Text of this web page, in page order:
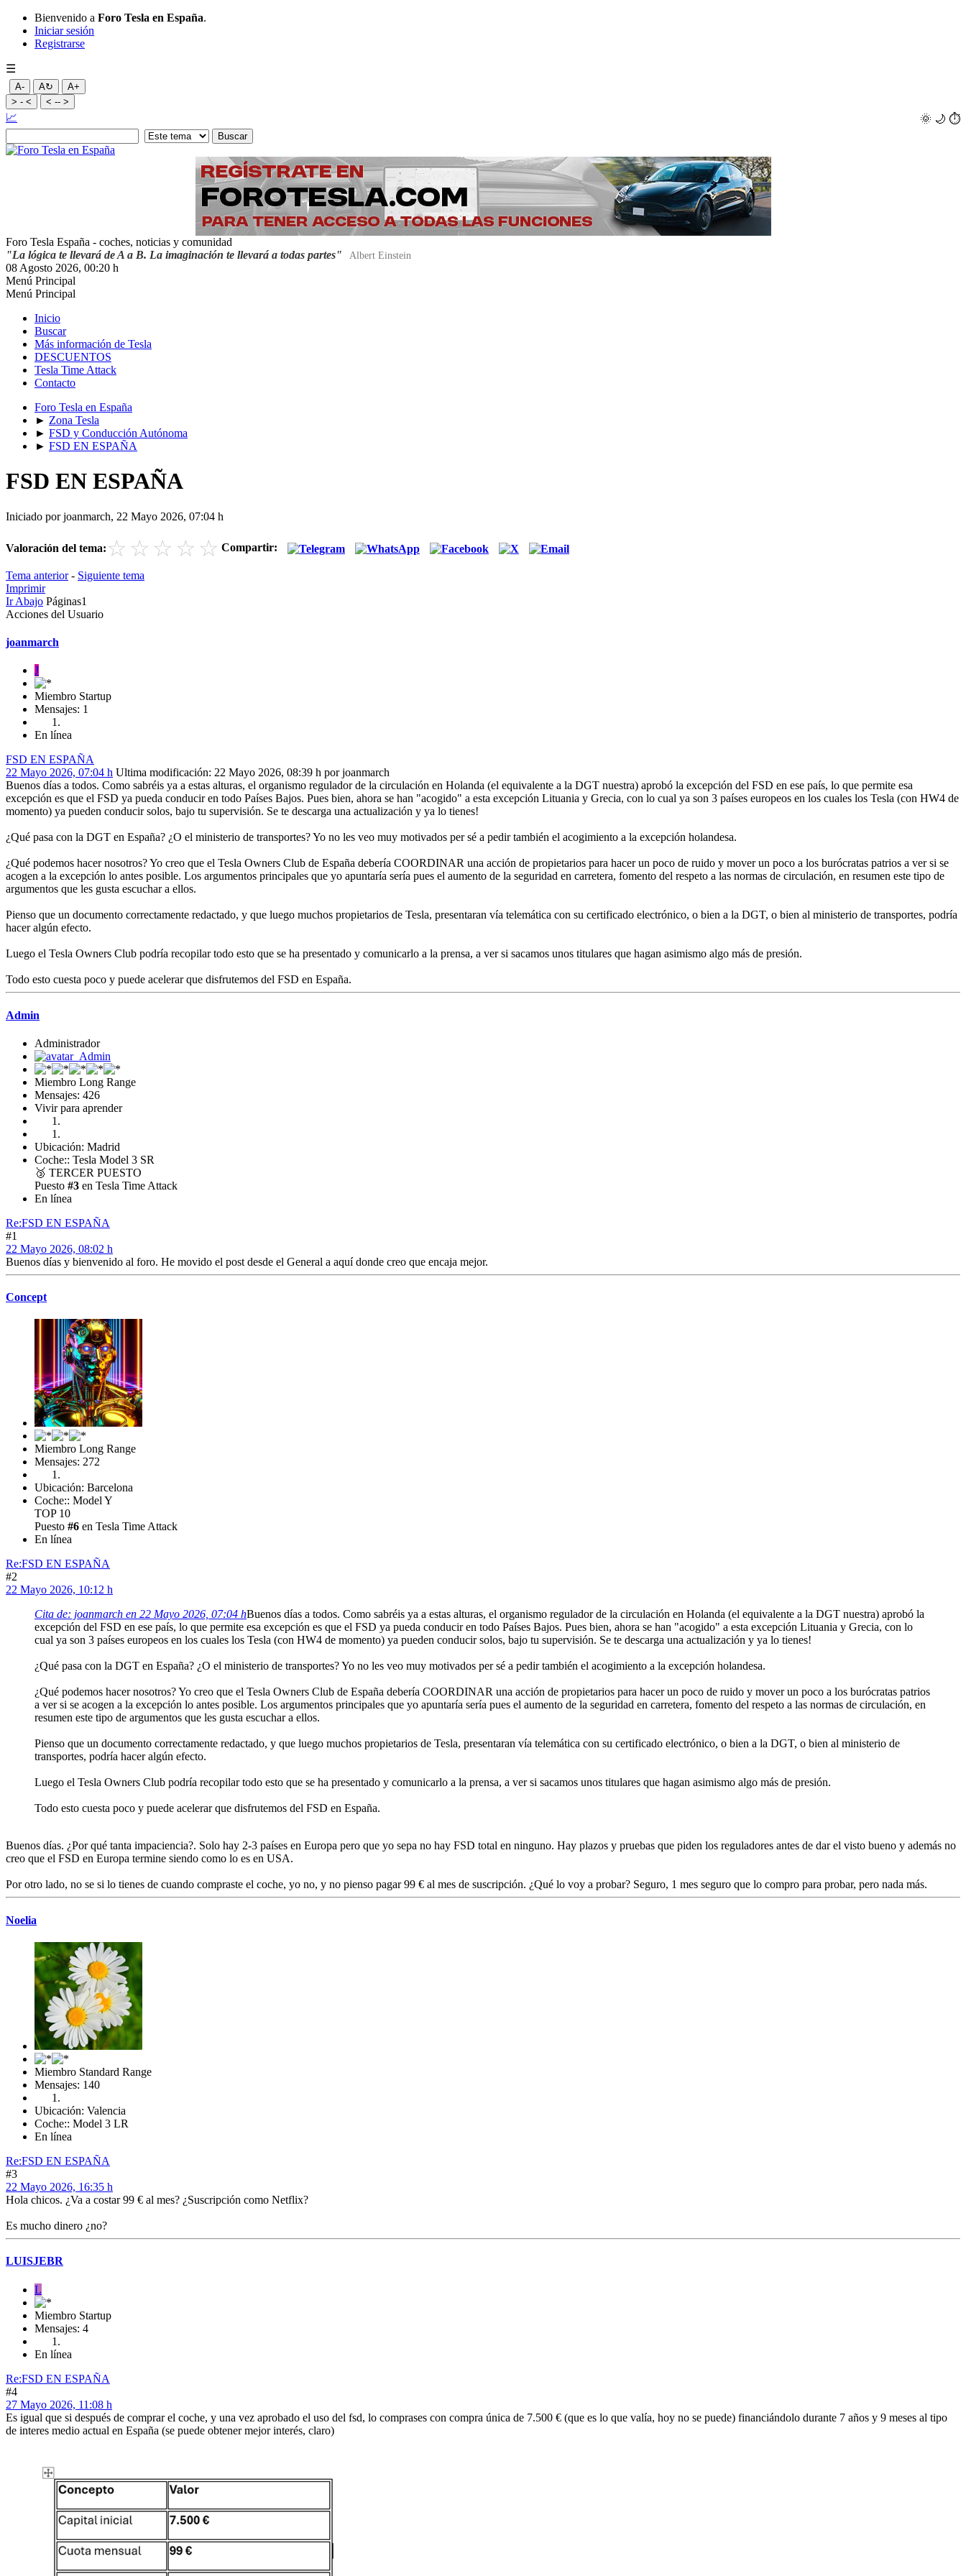
Bienvenido a Foro Tesla en España.
Iniciar sesión
Registrarse
☰
A- A↻
A+
> - <
< -- >
🌞 🌙 ⏱️
📈
Foro Tesla España - coches, noticias y comunidad
"La lógica te llevará de A a B. La imaginación te llevará a todas partes"
Albert Einstein
08 Agosto 2026, 00:20 h
Menú Principal
Menú Principal
Inicio
Buscar
Más información de Tesla
DESCUENTOS
Tesla Time Attack
Contacto
Foro Tesla en España
► Zona Tesla
► FSD y Conducción Autónoma
► FSD EN ESPAÑA
FSD EN ESPAÑA
Iniciado por joanmarch, 22 Mayo 2026, 07:04 h
Valoración del tema: ☆ ☆ ☆ ☆ ☆ Compartir:
Tema anterior- Siguiente tema
Imprimir
Ir Abajo Páginas1
Acciones del Usuario
joanmarch
J
Miembro Startup
Mensajes: 1
En línea
FSD EN ESPAÑA
22 Mayo 2026, 07:04 h Ultima modificación: 22 Mayo 2026, 08:39 h por joanmarch
Buenos días a todos. Como sabréis ya a estas alturas, el organismo regulador de la circulación en Holanda (el equivalente a la DGT nuestra) aprobó la excepción del FSD en ese país, lo que permite esa
excepción es que el FSD ya pueda conducir en todo Países Bajos. Pues bien, ahora se han "acogido" a esta excepción Lituania y Grecia, con lo cual ya son 3 países europeos en los cuales los Tesla (con HW4 de
momento) ya pueden conducir solos, bajo tu supervisión. Se te descarga una actualización y ya lo tienes!
¿Qué pasa con la DGT en España? ¿O el ministerio de transportes? Yo no les veo muy motivados per sé a pedir también el acogimiento a la excepción holandesa.
¿Qué podemos hacer nosotros? Yo creo que el Tesla Owners Club de España debería COORDINAR una acción de propietarios para hacer un poco de ruido y mover un poco a los burócratas patrios a ver si se
acogen a la excepción lo antes posible. Los argumentos principales que yo apuntaría sería pues el aumento de la seguridad en carretera, fomento del respeto a las normas de circulación, en resumen este tipo de
argumentos que les gusta escuchar a ellos.
Pienso que un documento correctamente redactado, y que luego muchos propietarios de Tesla, presentaran vía telemática con su certificado electrónico, o bien a la DGT, o bien al ministerio de transportes, podría
hacer algún efecto.
Luego el Tesla Owners Club podría recopilar todo esto que se ha presentado y comunicarlo a la prensa, a ver si sacamos unos titulares que hagan asimismo algo más de presión.
Todo esto cuesta poco y puede acelerar que disfrutemos del FSD en España.
Admin
Administrador
Miembro Long Range
Mensajes: 426
Vivir para aprender
Ubicación: Madrid
Coche:: Tesla Model 3 SR
🥉 TERCER PUESTO
Puesto #3 en Tesla Time Attack
En línea
Re:FSD EN ESPAÑA
#1
22 Mayo 2026, 08:02 h
Buenos días y bienvenido al foro. He movido el post desde el General a aquí donde creo que encaja mejor.
Concept
Miembro Long Range
Mensajes: 272
Ubicación: Barcelona
Coche:: Model Y
TOP 10
Puesto #6 en Tesla Time Attack
En línea
Re:FSD EN ESPAÑA
#2
22 Mayo 2026, 10:12 h
Cita de: joanmarch en 22 Mayo 2026, 07:04 hBuenos días a todos. Como sabréis ya a estas alturas, el organismo regulador de la circulación en Holanda (el equivalente a la DGT nuestra) aprobó la
excepción del FSD en ese país, lo que permite esa excepción es que el FSD ya pueda conducir en todo Países Bajos. Pues bien, ahora se han "acogido" a esta excepción Lituania y Grecia, con lo
cual ya son 3 países europeos en los cuales los Tesla (con HW4 de momento) ya pueden conducir solos, bajo tu supervisión. Se te descarga una actualización y ya lo tienes!
¿Qué pasa con la DGT en España? ¿O el ministerio de transportes? Yo no les veo muy motivados per sé a pedir también el acogimiento a la excepción holandesa.
¿Qué podemos hacer nosotros? Yo creo que el Tesla Owners Club de España debería COORDINAR una acción de propietarios para hacer un poco de ruido y mover un poco a los burócratas patrios
a ver si se acogen a la excepción lo antes posible. Los argumentos principales que yo apuntaría sería pues el aumento de la seguridad en carretera, fomento del respeto a las normas de circulación, en
resumen este tipo de argumentos que les gusta escuchar a ellos.
Pienso que un documento correctamente redactado, y que luego muchos propietarios de Tesla, presentaran vía telemática con su certificado electrónico, o bien a la DGT, o bien al ministerio de
transportes, podría hacer algún efecto.
Luego el Tesla Owners Club podría recopilar todo esto que se ha presentado y comunicarlo a la prensa, a ver si sacamos unos titulares que hagan asimismo algo más de presión.
Todo esto cuesta poco y puede acelerar que disfrutemos del FSD en España.
Buenos días. ¿Por qué tanta impaciencia?. Solo hay 2-3 países en Europa pero que yo sepa no hay FSD total en ninguno. Hay plazos y pruebas que piden los reguladores antes de dar el visto bueno y además no
creo que el FSD en Europa termine siendo como lo es en USA.
Por otro lado, no se si lo tienes de cuando compraste el coche, yo no, y no pienso pagar 99 € al mes de suscripción. ¿Qué lo voy a probar? Seguro, 1 mes seguro que lo compro para probar, pero nada más.
Noelia
Miembro Standard Range
Mensajes: 140
Ubicación: Valencia
Coche:: Model 3 LR
En línea
Re:FSD EN ESPAÑA
#3
22 Mayo 2026, 16:35 h
Hola chicos. ¿Va a costar 99 € al mes? ¿Suscripción como Netflix?
Es mucho dinero ¿no?
LUISJEBR
L
Miembro Startup
Mensajes: 4
En línea
Re:FSD EN ESPAÑA
#4
27 Mayo 2026, 11:08 h
Es igual que si después de comprar el coche, y una vez aprobado el uso del fsd, lo comprases con compra única de 7.500 € (que es lo que valía, hoy no se puede) financiándolo durante 7 años y 9 meses al tipo
de interes medio actual en España (se puede obtener mejor interés, claro)